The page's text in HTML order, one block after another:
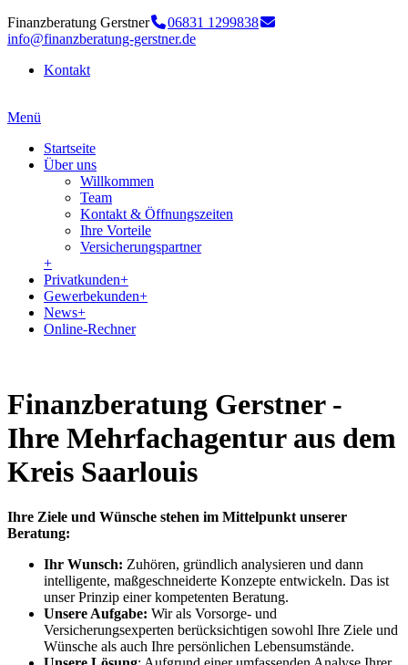
Finanzberatung Gerstner
06831 1299838
info@finanzberatung-gerstner.de
Kontakt
Menü
Startseite
Über uns
Willkommen
Team
Kontakt & Öffnungszeiten
Ihre Vorteile
Versicherungspartner
+
Privatkunden+
Gewerbekunden+
News+
Online-Rechner
Finanzberatung Gerstner -
Ihre Mehrfachagentur aus dem
Kreis Saarlouis
Ihre Ziele und Wünsche stehen im Mittelpunkt unserer
Beratung:
Ihr Wunsch: Zuhören, gründlich analysieren und dann
intelligente, maßgeschneiderte Konzepte entwickeln. Das ist
unser Prinzip einer kompetenten Beratung.
Unsere Aufgabe: Wir als Vorsorge- und
Versicherungsexperten berücksichtigen sowohl Ihre Ziele und
Wünsche als auch Ihre persönlichen Lebensumstände.